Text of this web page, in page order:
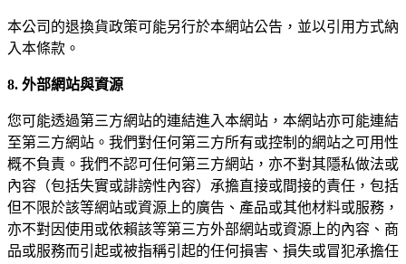
本公司的退換貨政策可能另行於本網站公告，並以引用方式納
入本條款。
8. 外部網站與資源
您可能透過第三方網站的連結進入本網站，本網站亦可能連結
至第三方網站。我們對任何第三方所有或控制的網站之可用性
概不負責。我們不認可任何第三方網站，亦不對其隱私做法或
內容（包括失實或誹謗性內容）承擔直接或間接的責任，包括
但不限於該等網站或資源上的廣告、產品或其他材料或服務，
亦不對因使用或依賴該等第三方外部網站或資源上的內容、商
品或服務而引起或被指稱引起的任何損害、損失或冒犯承擔任